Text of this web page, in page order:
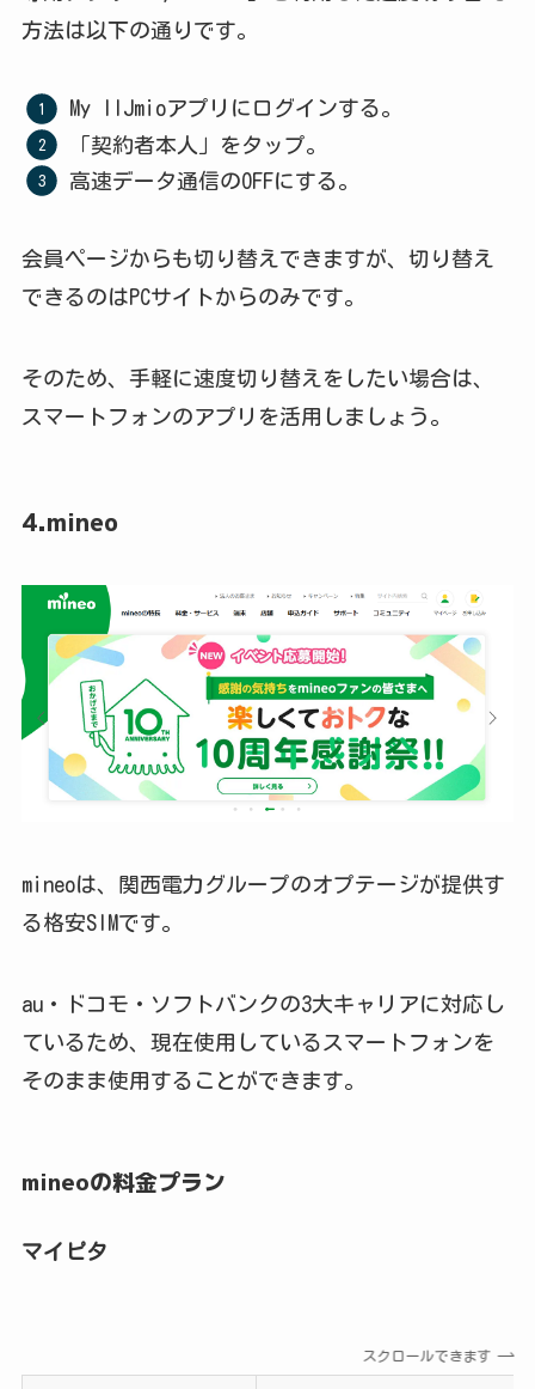
方法は以下の通りです。
My IIJmioアプリにログインする。
「契約者本人」をタップ。
高速データ通信のOFFにする。
会員ページからも切り替えできますが、切り替え
できるのはPCサイトからのみです。
そのため、手軽に速度切り替えをしたい場合は、
スマートフォンのアプリを活用しましょう。
4.mineo
mineoは、関西電力グループのオプテージが提供す
る格安SIMです。
au・ドコモ・ソフトバンクの3大キャリアに対応し
ているため、現在使用しているスマートフォンを
そのまま使用することができます。
​​mineoの料金プラン
マイピタ
スクロールできます